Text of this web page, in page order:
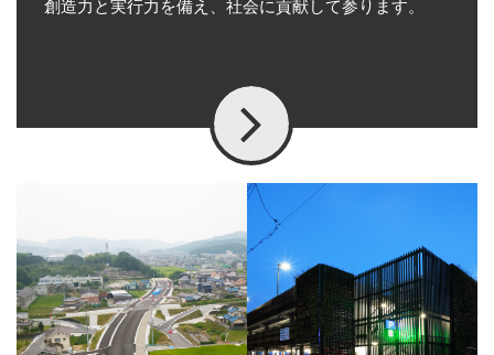
創造力と実行力を備え、社会に貢献して参ります。